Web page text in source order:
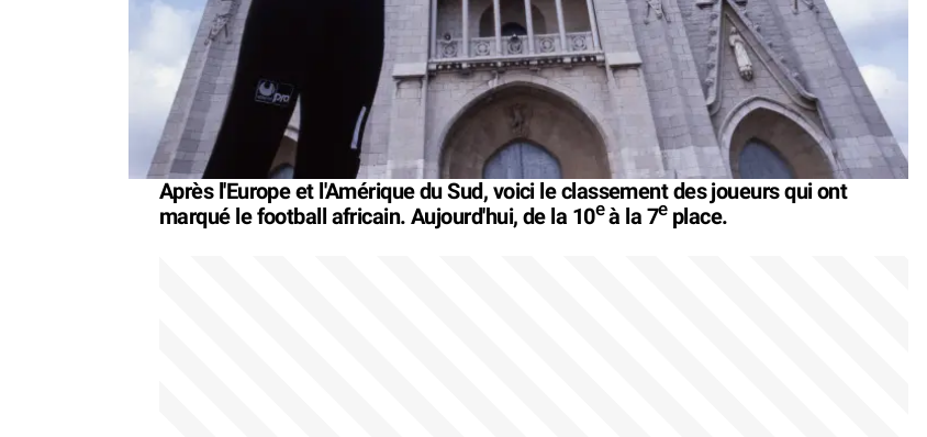
Après l'Europe et l'Amérique du Sud, voici le classement des joueurs qui ont
marqué le football africain. Aujourd'hui, de la 10eà la 7eplace.